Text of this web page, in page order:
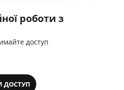
роботи з
доступ
ДОСТУП